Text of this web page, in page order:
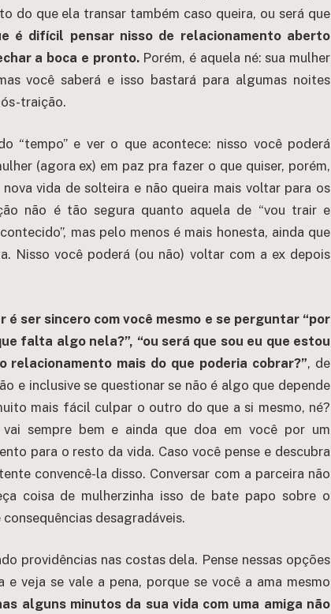
do que ela transar também caso queira, ou será que
é difícil pensar nisso de relacionamento aberto
a boca e pronto.Porém, é aquela né: sua mulher
você saberá e isso bastará para algumas noites
traição.
“tempo” e ver o que acontece: nisso você poderá
(agora ex) em paz pra fazer o que quiser, porém,
vida de solteira e não queira mais voltar para os
não é tão segura quanto aquela de “vou trair e
mas pelo menos é mais honesta, ainda que
Nisso você poderá (ou não) voltar com a ex depois
ser sincero com você mesmo e se perguntar “por
falta algo nela?”, “ou será que sou eu que estou
mais do que poderia cobrar?”, de
e inclusive se questionar se não é algo que depende
mais fácil culpar o outro do que a si mesmo, né?
sempre bem e ainda que doa em você por um
para o resto da vida. Caso você pense e descubra
convencê-la disso. Conversar com a parceira não
coisa de mulherzinha isso de bate papo sobre o
desagradáveis.
providências nas costas dela. Pense nessas opções
veja se vale a pena, porque se você a ama mesmo
alguns minutos da sua vida com uma amiga não